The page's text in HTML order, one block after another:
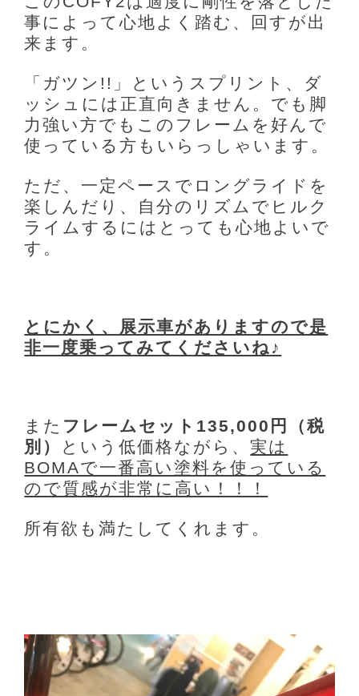
事によって心地よく踏む、回すが出
来ます。
「ガツン!!」というスプリント、ダ
ッシュには正直向きません。でも脚
力強い方でもこのフレームを好んで
使っている方もいらっしゃいます。
ただ、一定ペースでロングライドを
楽しんだり、自分のリズムでヒルク
ライムするにはとっても心地よいで
す。
とにかく、展示車がありますので是
非一度乗ってみてくださいね♪
また フレームセット135,000円（税
別）
という低価格ながら、実は
BOMAで一番高い塗料を使っている
ので質感が非常に高い！！！
所有欲も満たしてくれます。